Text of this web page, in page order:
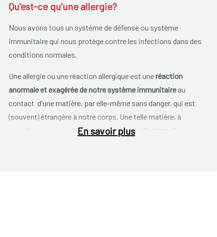
Qu'est-ce qu'une allergie?
Nous avons tous un système de défense ou système
immunitaire qui nous protège contre les infections dans des
conditions normales.
Une allergie ou une réaction allergique est uneréaction
anormale et exagérée de notre système immunitaireau
contact d'une matière, par elle-même sans danger, qui est
(souvent) étrangère à notre corps. Une telle matière, à
laquelle vous êtes allergique, est appelée
allergène
. Cela peut
En savoir plus